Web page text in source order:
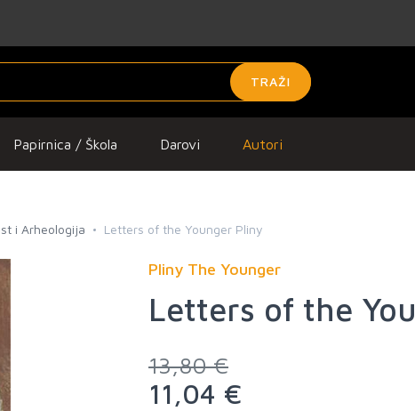
TRAŽI
Papirnica / Škola Darovi Autori
i Arheologija Letters of the Younger Pliny
Pliny The Younger
Letters of the
13,80 €
11,04 €